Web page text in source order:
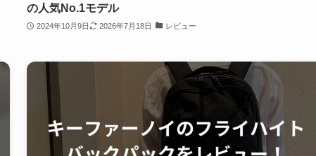
の人気No.1モデル
2024年10月9日 2026年7月18日 レビュー